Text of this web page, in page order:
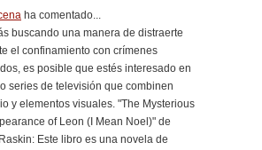
ha comentado...
buscando una manera de distraerte
el confinamiento con crímenes
es posible que estés interesado en
series de televisión que combinen
y elementos visuales. "The Mysterious
of Leon (I Mean Noel)" de
Este libro es una novela de